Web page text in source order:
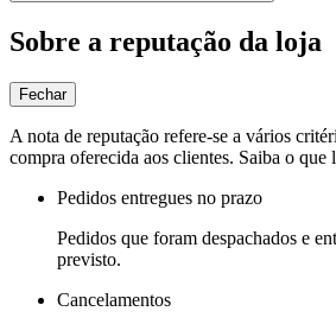
Sobre a reputação da loja
Fechar
A nota de reputação refere-se a vários
compra oferecida aos clientes. Saiba o que
Pedidos entregues no prazo
Pedidos que foram despachados e
previsto.
Cancelamentos